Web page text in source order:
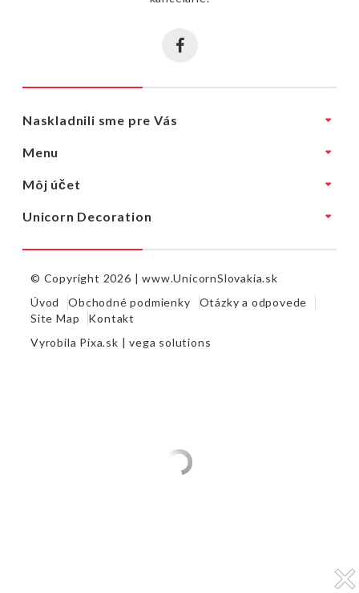
Naskladnili sme pre Vás
Menu
Môj účet
Unicorn Decoration
© Copyright 2026 |www.UnicornSlovakia.sk
Úvod
Obchodné podmienky
Otázky a odpovede
Site Map
Kontakt
Vyrobila Pixa.sk |vega solutions